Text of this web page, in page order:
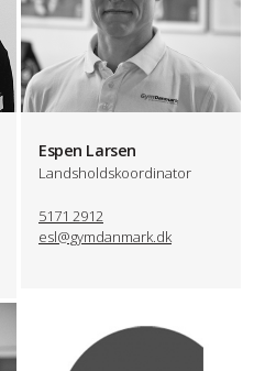
Espen Larsen
Landsholdskoordinator
5171 2912
esl@gymdanmark.dk